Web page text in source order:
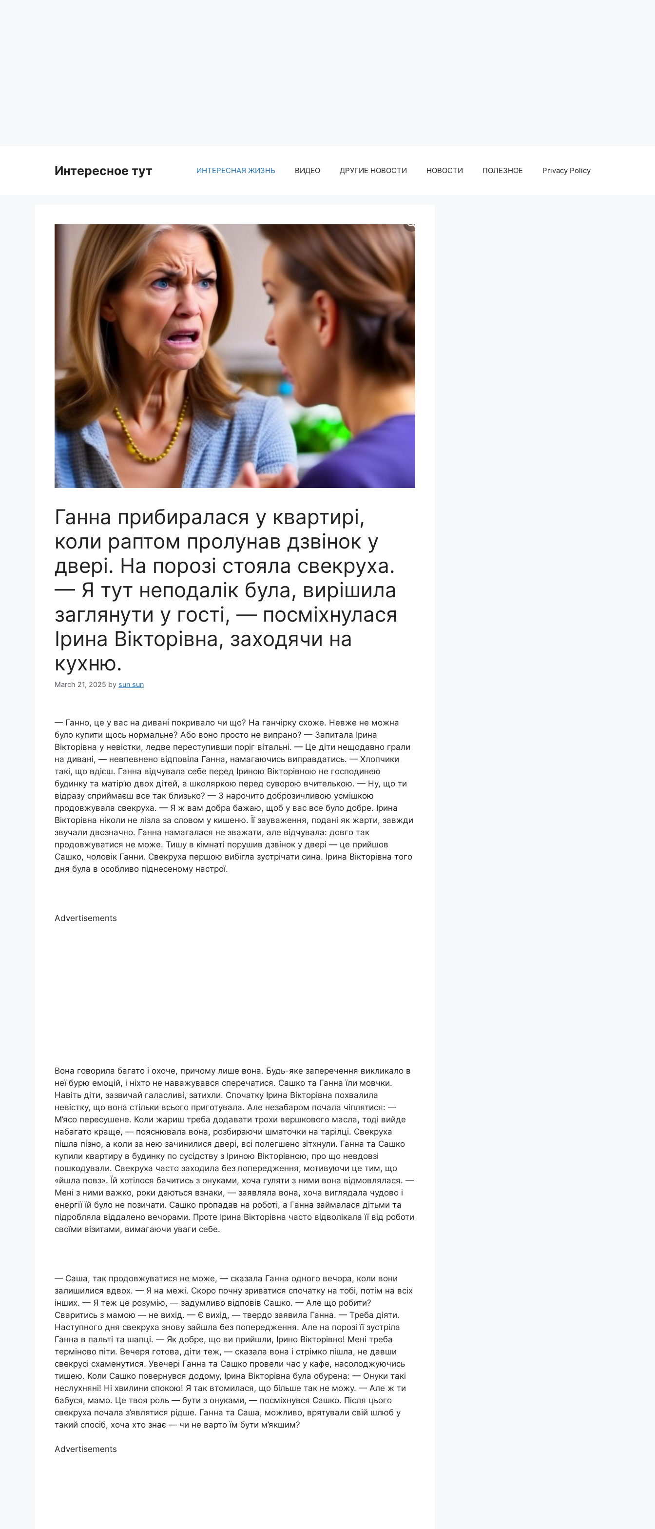
Интересное тут ИНТЕРЕСНАЯ ЖИЗНЬ ВИДЕО ДРУГИЕ НОВОСТИ НОВОСТИ ПОЛЕЗНОЕ Privacy Policy
Ганна прибиралася у квартирі,
коли раптом пролунав дзвінок у
двері. На порозі стояла свекруха.
— Я тут неподалік була, вирішила
заглянути у гості, — посміхнулася
Ірина Вікторівна, заходячи на
кухню.
March 21, 2025 by sun sun
— Ганно, це у вас на дивані покривало чи що? На ганчірку схоже. Невже не можна
було купити щось нормальне? Або воно просто не випрано? — Запитала Ірина
Вікторівна у невістки, ледве переступивши поріг вітальні. — Це діти нещодавно грали
на дивані, — невпевнено відповіла Ганна, намагаючись виправдатись. — Хлопчики
такі, що вдієш. Ганна відчувала себе перед Іриною Вікторівною не господинею
будинку та матір’ю двох дітей, а школяркою перед суворою вчителькою. — Ну, що ти
відразу сприймаєш все так близько? — З нарочито доброзичливою усмішкою
продовжувала свекруха. — Я ж вам добра бажаю, щоб у вас все було добре. Ірина
Вікторівна ніколи не лізла за словом у кишеню. Її зауваження, подані як жарти, завжди
звучали двозначно. Ганна намагалася не зважати, але відчувала: довго так
продовжуватися не може. Тишу в кімнаті порушив дзвінок у двері — це прийшов
Сашко, чоловік Ганни. Свекруха першою вибігла зустрічати сина. Ірина Вікторівна того
дня була в особливо піднесеному настрої.
Advertisements
Вона говорила багато і охоче, причому лише вона. Будь-яке заперечення викликало в
неї бурю емоцій, і ніхто не наважувався сперечатися. Сашко та Ганна їли мовчки.
Навіть діти, зазвичай галасливі, затихли. Спочатку Ірина Вікторівна похвалила
невістку, що вона стільки всього приготувала. Але незабаром почала чіплятися: —
М’ясо пересушене. Коли жариш треба додавати трохи вершкового масла, тоді вийде
набагато краще, — пояснювала вона, розбираючи шматочки на тарілці. Свекруха
пішла пізно, а коли за нею зачинилися двері, всі полегшено зітхнули. Ганна та Сашко
купили квартиру в будинку по сусідству з Іриною Вікторівною, про що невдовзі
пошкодували. Свекруха часто заходила без попередження, мотивуючи це тим, що
«йшла повз». Їй хотілося бачитись з онуками, хоча гуляти з ними вона відмовлялася. —
Мені з ними важко, роки даються взнаки, — заявляла вона, хоча виглядала чудово і
енергії їй було не позичати. Сашко пропадав на роботі, а Ганна займалася дітьми та
підробляла віддалено вечорами. Проте Ірина Вікторівна часто відволікала її від роботи
своїми візитами, вимагаючи уваги себе.
— Саша, так продовжуватися не може, — сказала Ганна одного вечора, коли вони
залишилися вдвох. — Я на межі. Скоро почну зриватися спочатку на тобі, потім на всіх
інших. — Я теж це розумію, — задумливо відповів Сашко. — Але що робити?
Сваритись з мамою — не вихід. — Є вихід, — твердо заявила Ганна. — Треба діяти.
Наступного дня свекруха знову зайшла без попередження. Але на порозі її зустріла
Ганна в пальті та шапці. — Як добре, що ви прийшли, Ірино Вікторівно! Мені треба
терміново піти. Вечеря готова, діти теж, — сказала вона і стрімко пішла, не давши
свекрусі схаменутися. Увечері Ганна та Сашко провели час у кафе, насолоджуючись
тишею. Коли Сашко повернувся додому, Ірина Вікторівна була обурена: — Онуки такі
неслухняні! Ні хвилини спокою! Я так втомилася, що більше так не можу. — Але ж ти
бабуся, мамо. Це твоя роль — бути з онуками, — посміхнувся Сашко. Після цього
свекруха почала з’являтися рідше. Ганна та Саша, можливо, врятували свій шлюб у
такий спосіб, хоча хто знає — чи не варто їм бути м’якшим?
Advertisements